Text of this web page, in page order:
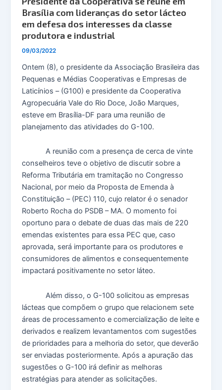
Brasília com lideranças do setor lácteo
em defesa dos interesses da classe
produtora e industrial
09/03/2022
Ontem (8), o presidente da Associação Brasileira das
Pequenas e Médias Cooperativas e Empresas de
Laticínios – (G100) e presidente da Cooperativa
Agropecuária Vale do Rio Doce, João Marques,
esteve em Brasília-DF para uma reunião de
planejamento das atividades do G-100.
A reunião com a presença de cerca de vinte
conselheiros teve o objetivo de discutir sobre a
Reforma Tributária em tramitação no Congresso
Nacional, por meio da Proposta de Emenda à
Constituição – (PEC) 110, cujo relator é o senador
Roberto Rocha do PSDB – MA. O momento foi
oportuno para o debate de duas das mais de 220
emendas existentes para essa PEC que, caso
aprovada, será importante para os produtores e
consumidores de alimentos e consequentemente
impactará positivamente no setor láteo.
Além disso, o G-100 solicitou as empresas
lácteas que compõem o grupo que relacionem sete
áreas de processamento e comercialização de leite e
derivados e realizem levantamentos com sugestões
de prioridades para a melhoria do setor, que deverão
ser enviadas posteriormente. Após a apuração das
sugestões o G-100 irá definir as melhoras
estratégias para atender as solicitações.